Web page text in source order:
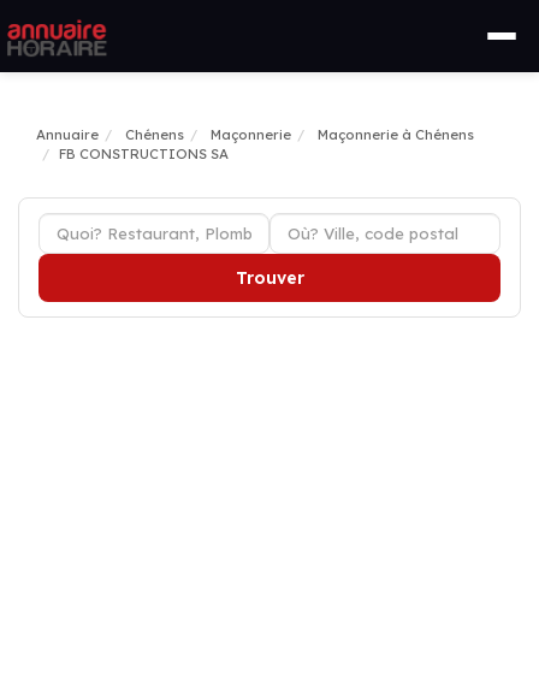
Annuaire Chénens Maçonnerie
Maçonnerie à Chénens
FB CONSTRUCTIONS SA
Trouver